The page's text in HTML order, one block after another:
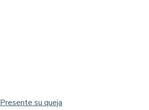
Presente su queja